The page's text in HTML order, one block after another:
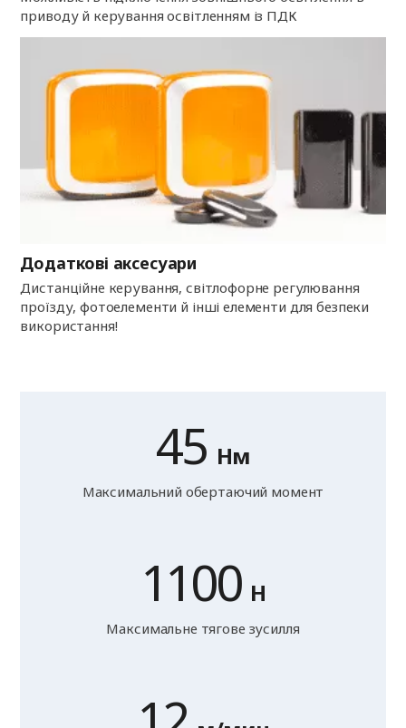
приводу й керування освітленням із ПДК
Додаткові аксесуари
Дистанційне керування, світлофорне регулювання
проїзду, фотоелементи й інші елементи для безпеки
використання!
45 Нм
Максимальний обертаючий момент
1100 Н
Максимальне тягове зусилля